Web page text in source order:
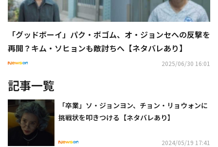
「グッドボーイ」パク・ボゴム、オ・ジョンセへの反撃を
再開？キム・ソヒョンも敵討ちへ【ネタバレあり】
2025/06/30 16:01
記事一覧
「卒業」ソ・ジョンヨン、チョン・リョウォンに
挑戦状を叩きつける【ネタバレあり】
2024/05/19 17:41